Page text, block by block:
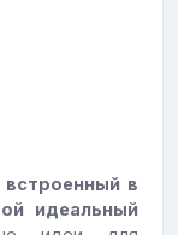
в
идеальный